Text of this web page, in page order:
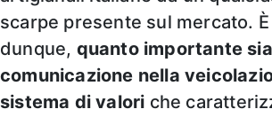
scarpe presente sul mercato.
dunque, quanto importante
comunicazione nella
sistema di valori che